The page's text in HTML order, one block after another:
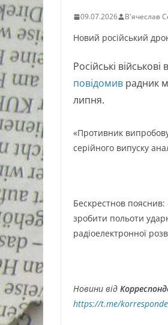
09.07.2026 В'ячеслав
Новий російський
Російські
повідомив радник
липня.
«Противник
серійного випуску
Бескрестнов
зробити польоти
радіоелектронної
Новини від
https://t.me/